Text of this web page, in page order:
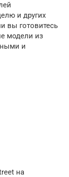
и других
вы готовитесь
модели из
и
на